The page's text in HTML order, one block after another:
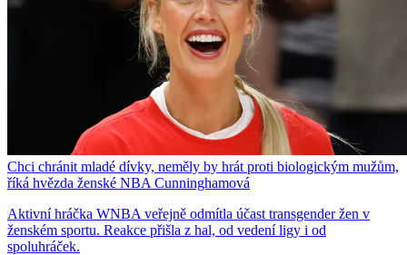
Chci chránit mladé dívky, neměly by hrát proti biologickým mužům,
říká hvězda ženské NBA Cunninghamová
Aktivní hráčka WNBA veřejně odmítla účast transgender žen v
ženském sportu. Reakce přišla z hal, od vedení ligy i od
spoluhráček.